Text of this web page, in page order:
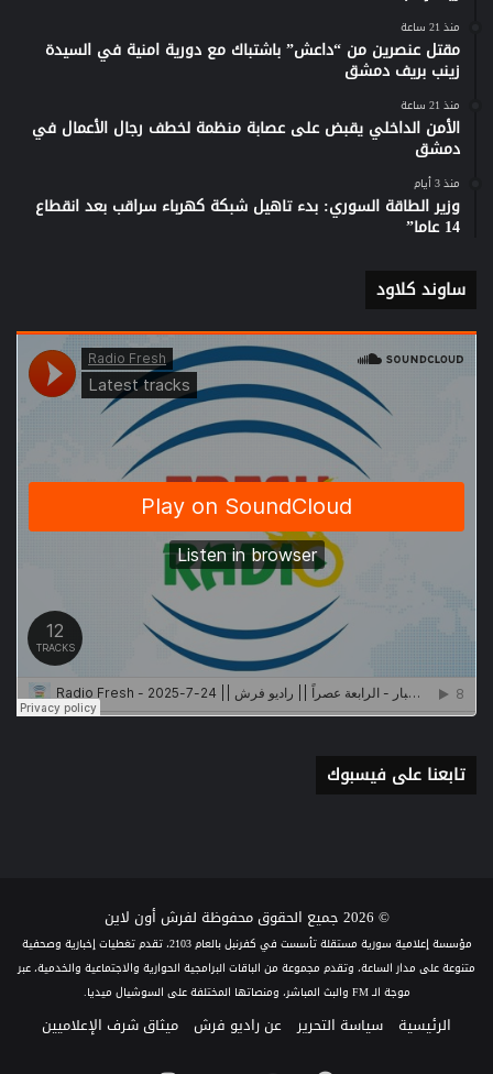
منذ 21 ساعة
مقتل عنصرين من “داعش” باشتباك مع دورية امنية في السيدة
زينب بريف دمشق
منذ 21 ساعة
الأمن الداخلي يقبض على عصابة منظمة لخطف رجال الأعمال في
دمشق
منذ 3 أيام
وزير الطاقة السوري: بدء تاهيل شبكة كهرباء سراقب بعد انقطاع
14 عاما”
ساوند كلاود
تابعنا على فيسبوك
© 2026 جميع الحقوق محفوظة لفرش أون لاين
مؤسسة إعلامية سورية مستقلة تأسست في كفرنبل بالعام 2103، تقدم تغطيات إخبارية وصحفية
متنوعة على مدار الساعة، وتقدم مجموعة من الباقات البرامجية الحوارية والاجتماعية والخدمية، عبر
موجة الـ FM والبث المباشر، ومنصاتها المختلفة على السوشيال ميديا.
الرئيسية سياسة التحرير عن راديو فرش ميثاق شرف الإعلاميين